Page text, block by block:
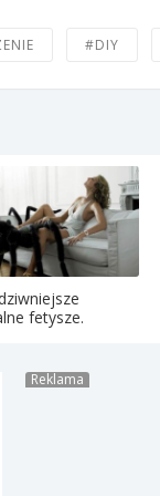
#DIY
fetysze.
Reklama